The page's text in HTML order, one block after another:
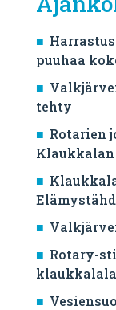
puuhaa
tehty
Rotarien
Rotary-